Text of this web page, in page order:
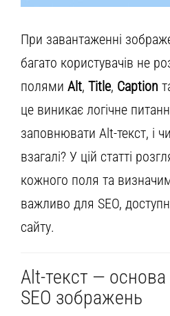
При завантаженні
багато користувачів не
полями Alt, Title, Caption
це виникає логічне
заповнювати Alt-текст, і
взагалі? У цій статті
кожного поля та
важливо для SEO,
сайту.
Alt-текст — основа
SEO зображень